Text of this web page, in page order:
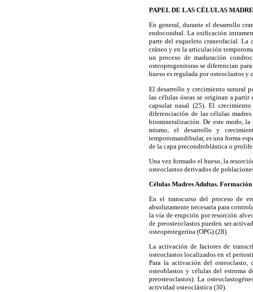
PAPEL DE LAS CÉLULAS
En general, durante el desarrollo
endocondral. La osificación
parte del esqueleto craneofacial. La
cráneo y en la articulación
un proceso de maduración
osteoprogenitoras se diferencian
hueso es regulada por osteoclastos y
El desarrollo y crecimiento sutural
las células óseas se originan a
capsular nasal (25). El
diferenciación de las células
biomineralización. De este modo,
mismo, el desarrollo y
temporomandibular, es una forma
de la capa precondroblástica o
Una vez formado el hueso, la
osteoclastos derivados de
Células Madres Adultas.
En el transcurso del proceso de
absolutamente necesaria para
la vía de erupción por resorción
de preosteoclastos pueden ser
osteoprotegerina (OPG) (28).
La activación de factores de
osteoclastos localizados en el
Para la activación del
osteoblastos y células del estroma
preosteoclastos). La
actividad osteoclástica (30).